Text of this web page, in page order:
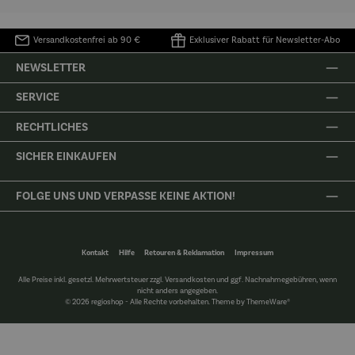
Versandkostenfrei ab 90 € Exklusiver Rabatt für Newsletter-Abo
NEWSLETTER
SERVICE
RECHTLICHES
SICHER EINKAUFEN
FOLGE UNS UND VERPASSE KEINE AKTION!
Kontakt Hilfe Retouren & Reklamation Impressum
Alle Preise inkl. gesetzl. Mehrwertsteuer zzgl.Versandkostenund ggf. Nachnahmegebühren, wenn
nicht anders angegeben.
© 2026 regioshop - Alle Rechte vorbehalten. Theme byThemeWare®